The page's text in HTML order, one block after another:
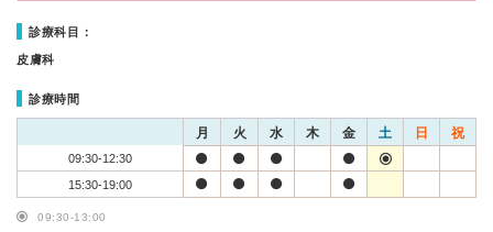
診療科目：
皮膚科
診療時間
月 火 水 木 金 土 日 祝
09:30-12:30
15:30-19:00
09:30-13:00